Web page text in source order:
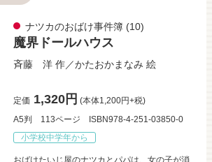
ナツカのおばけ事件簿(10)
魔界ドールハウス
斉藤 洋 作／かたおかまなみ 絵
定価 1,320円 (本体1,200円+税)
A5判
113ページ
ISBN978-4-251-03850-0
小学校中学年から
おばけたいじ屋のナツカとパパは、女の子が消